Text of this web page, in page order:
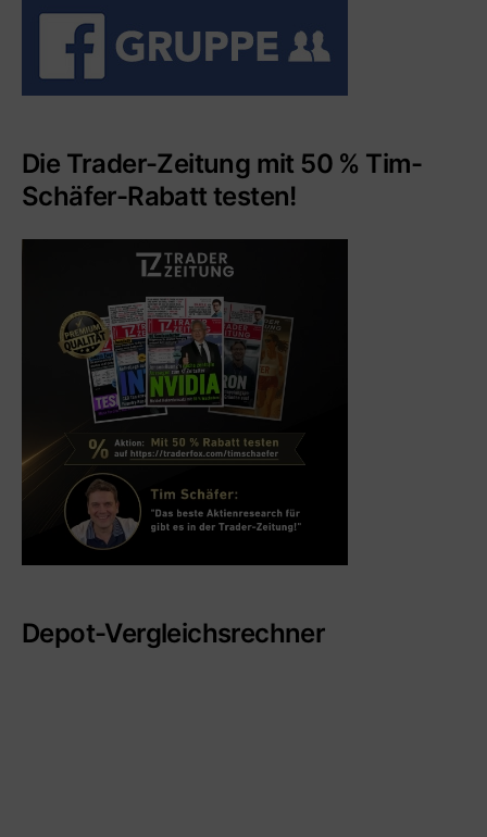
Die Trader-Zeitung mit 50 % Tim-
Schäfer-Rabatt testen!
Depot-Vergleichsrechner